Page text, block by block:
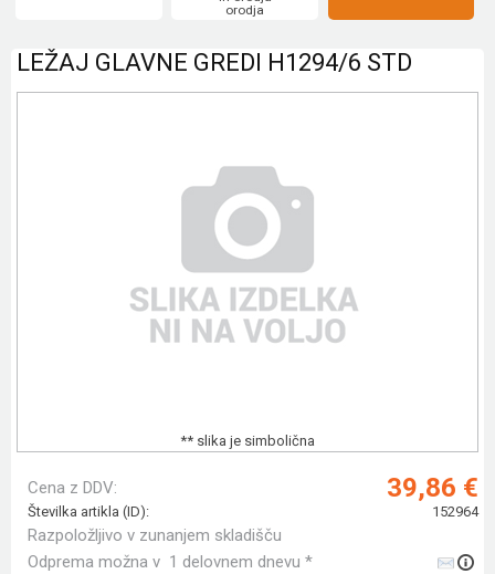
orodja
LEŽAJ GLAVNE GREDI H1294/6 STD
** slika je simbolična
Cena z DDV: 39,86 €
Številka artikla (ID): 152964
Razpoložljivo v zunanjem skladišču
Odprema možna v 1 delovnem dnevu *